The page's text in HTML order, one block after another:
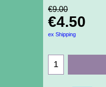
€9.00
€4.50
ex Shipping